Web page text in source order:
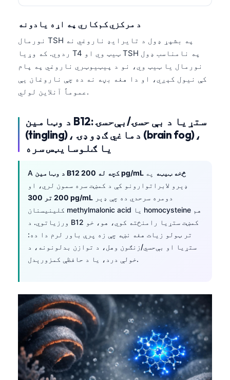
د مرکزي کم‌کاري په اړه یادونه
نورمال TSH په بشپړ ډول د تایرایډ ناروغي نه
ردوي. که وړیا T4 ټیټ وي او TSH په نامناسب ډول
نورمال یا ټیټ وي، نو د پیټیوټري ناروغي په پام
کې نیول کېږي، او دا هغه بڼه نه ده چې ناروغان یې
عموماً آنلاین لولي.
د وټامین B12: ستړیا د بې حسۍ/بې‌حسۍ
(tingling)، دماغي ګډوډۍ (brain fog)،
یا ګلوسایټس سره
A د وټامین B12 کچه له 200 pg/mL څخه ټیټه په
ډېرو لابراتوارونو کې د کمښت سره سمون لري، او
200 تر 300 pg/mL
کلینیسنان methylmalonic acid یا homocysteine هم
ورزیاتوي. د B12 کمښت ستړیا رامنځته کوي، هو، خو
تر ټولو زیات هغه نښه چې زه پرې باور لرم دا ده:
ستړیا او بې‌حسي/زنګون وهل، د توازن بدلونونه، د
خولې درد، یا د حافظې کمزورېدل.
Eesti
日本語
Čeština
ქართული
Русский
Polski
한국어
Slovenščina
Magyar
Shqip
मराठी
తెలుగు
ગુજરાતી
ಕನ್ನಡ
മലയാളം
Bahasa Melayu
Tiếng Việt